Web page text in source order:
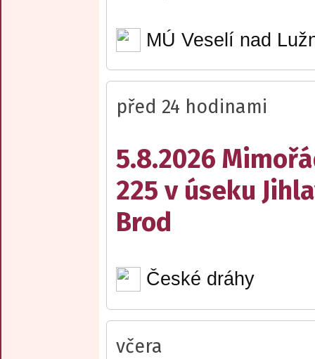
MÚ Veselí nad
před 24 hodinami
5.8.2026
225 v úseku
Brod
České dráhy
včera